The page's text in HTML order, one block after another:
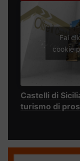
Fai
cookie
Castelli di
turismo di